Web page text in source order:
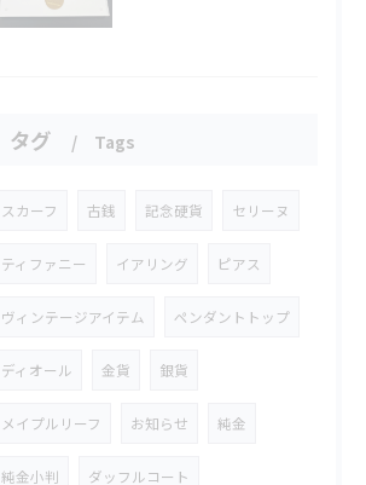
タグ Tags
スカーフ 古銭 記念硬貨 セリーヌ
ティファニー イアリング ピアス
ヴィンテージアイテム ペンダントトップ
ディオール 金貨 銀貨
メイプルリーフ お知らせ 純金
純金小判 ダッフルコート